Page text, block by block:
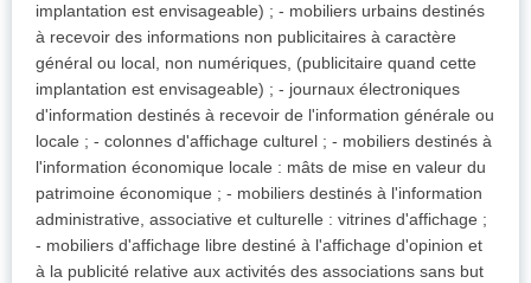
implantation est envisageable) ; - mobiliers urbains destinés
à recevoir des informations non publicitaires à caractère
général ou local, non numériques, (publicitaire quand cette
implantation est envisageable) ; - journaux électroniques
d'information destinés à recevoir de l'information générale ou
locale ; - colonnes d'affichage culturel ; - mobiliers destinés à
l'information économique locale : mâts de mise en valeur du
patrimoine économique ; - mobiliers destinés à l'information
administrative, associative et culturelle : vitrines d'affichage ;
- mobiliers d'affichage libre destiné à l'affichage d'opinion et
à la publicité relative aux activités des associations sans but